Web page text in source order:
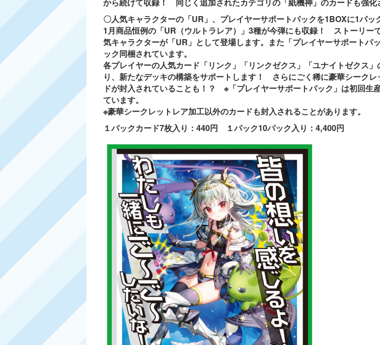
〇人気キャラクターの「UR」、プレイヤーサポートパックを1BOXに1パッ
1月商品恒例の「UR（ウルトラレア）」3種が今弾にも収録！ ストーリー
気キャラクターが「UR」として登場します。また「プレイヤーサポートパ
ック同梱されています。
各プレイヤーの人気カード「リンク」「リンクゼクス」「ユナイトゼクス
り、新たなデッキの構築をサポートします！ さらにごく稀に豪華シークレ
ドが封入されていることも！？ ※「プレイヤーサポートパック」は初回生
ています。
※豪華シークレットレア加工以外のカードも封入されることがあります。
１パックカード7枚入り：440円 １パック10パック入り：4,400円